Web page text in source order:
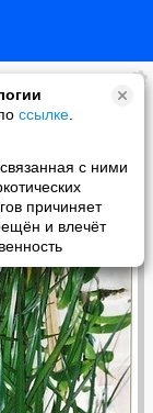
ссылке
с ними
причиняет
и влечёт